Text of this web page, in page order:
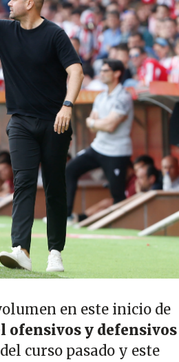
en este inicio de
ofensivos y defensivos
curso pasado y este